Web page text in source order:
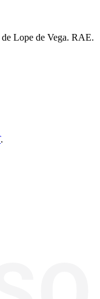
Lope de Vega. RAE.
.